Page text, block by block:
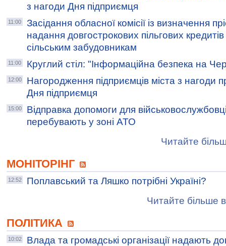
з нагоди Дня підприємця
11:00
Засідання обласної комісії із визначення
надання довгострокових пільгових
сільським забудовникам
11:00 Круглий стіл: "Інформаційна безпека на
12:00
Нагородження підприємців міста з нагоди
Дня підприємця
15:00
Відправка допомоги для
перебувають у зоні АТО
Читайте
МОНІТОРІНГ
12:52
Поплавський та Ляшко потрібні Україні?
Читайте більше
ПОЛІТИКА
10:02
Влада та громадські організації надають